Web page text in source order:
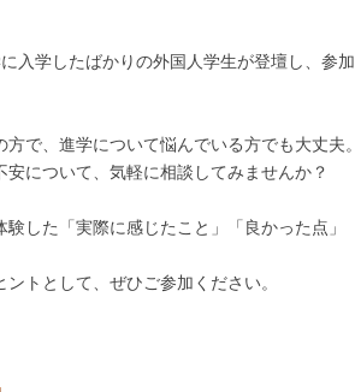
度
入学したばかりの外国人学生が登壇し、参
方で、進学について悩んでいる方でも大丈夫
について、気軽に相談してみませんか？
した「実際に感じたこと」「良かった点
トとして、ぜひご参加ください。